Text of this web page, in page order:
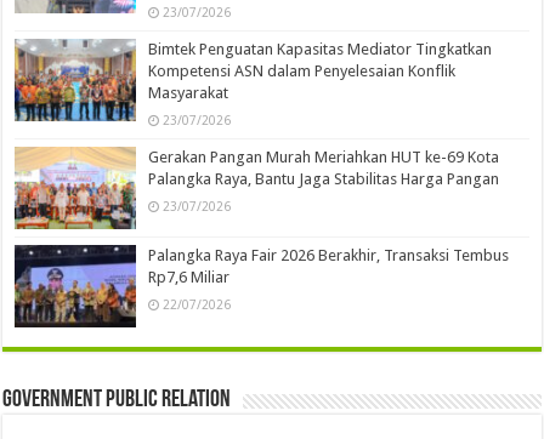
23/07/2026
Bimtek Penguatan Kapasitas Mediator Tingkatkan
Kompetensi ASN dalam Penyelesaian Konflik
Masyarakat
23/07/2026
Gerakan Pangan Murah Meriahkan HUT ke-69 Kota
Palangka Raya, Bantu Jaga Stabilitas Harga Pangan
23/07/2026
Palangka Raya Fair 2026 Berakhir, Transaksi Tembus
Rp7,6 Miliar
22/07/2026
Government Public Relation